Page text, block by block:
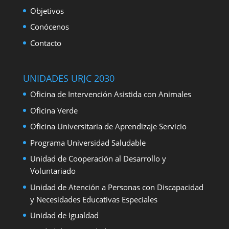
Objetivos
Conócenos
Contacto
UNIDADES URJC 2030
Oficina de Intervención Asistida con Animales
Oficina Verde
Oficina Universitaria de Aprendizaje Servicio
Programa Universidad Saludable
Unidad de Cooperación al Desarrollo y
Voluntariado
Unidad de Atención a Personas con Discapacidad
y Necesidades Educativas Especiales
Unidad de Igualdad